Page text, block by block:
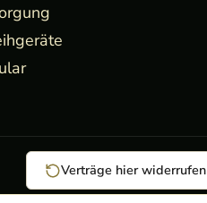
Verträge hier widerrufen